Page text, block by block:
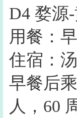
D4 婺源
用餐：
住宿：
早餐后
人，60